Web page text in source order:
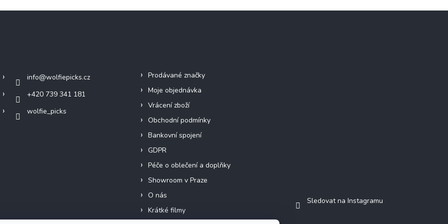
info@wolfiepicks.cz
+420 739 341 181
wolfie_picks
Prodávané značky
Moje objednávka
Vrácení zboží
Obchodní podmínky
Bankovní spojení
GDPR
Péče o oblečení a doplňky
Showroom v Praze
O nás
Krátké filmy
Sledovat na Instagramu